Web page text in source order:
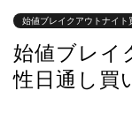
始値ブレイクアウトナイト
始値ブレイ
性日通し買